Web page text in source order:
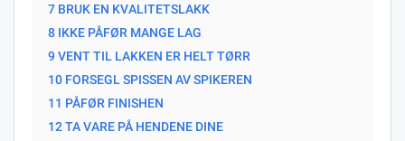
7 BRUK EN KVALITETSLAKK
8 IKKE PÅFØR MANGE LAG
9 VENT TIL LAKKEN ER HELT TØRR
10 FORSEGL SPISSEN AV SPIKEREN
11 PÅFØR FINISHEN
12 TA VARE PÅ HENDENE DINE